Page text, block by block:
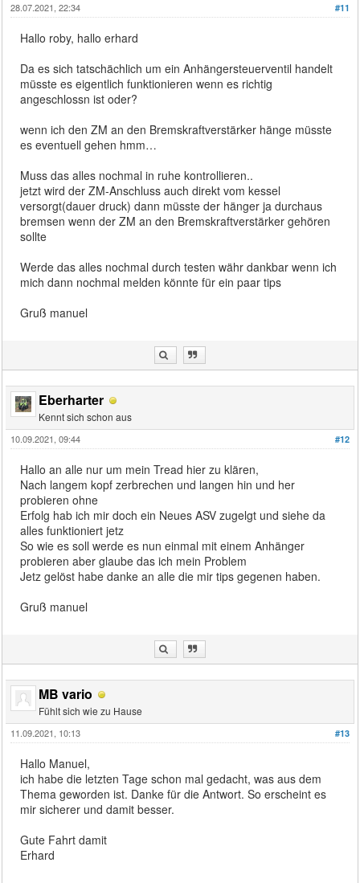
#11
28.07.2021, 22:34
Hallo roby, hallo erhard
Da es sich tatschächlich um ein Anhängersteuerventil handelt
müsste es eigentlich funktionieren wenn es richtig
angeschlossn ist oder?
wenn ich den ZM an den Bremskraftverstärker hänge müsste
es eventuell gehen hmm…
Muss das alles nochmal in ruhe kontrollieren..
jetzt wird der ZM-Anschluss auch direkt vom kessel
versorgt(dauer druck) dann müsste der hänger ja durchaus
bremsen wenn der ZM an den Bremskraftverstärker gehören
sollte
Werde das alles nochmal durch testen währ dankbar wenn ich
mich dann nochmal melden könnte für ein paar tips
Gruß manuel
Eberharter
Kennt sich schon aus
#12
10.09.2021, 09:44
Hallo an alle nur um mein Tread hier zu klären,
Nach langem kopf zerbrechen und langen hin und her
probieren ohne
Erfolg hab ich mir doch ein Neues ASV zugelgt und siehe da
alles funktioniert jetz
So wie es soll werde es nun einmal mit einem Anhänger
probieren aber glaube das ich mein Problem
Jetz gelöst habe danke an alle die mir tips gegenen haben.
Gruß manuel
MB vario
Fühlt sich wie zu Hause
#13
11.09.2021, 10:13
Hallo Manuel,
ich habe die letzten Tage schon mal gedacht, was aus dem
Thema geworden ist. Danke für die Antwort. So erscheint es
mir sicherer und damit besser.
Gute Fahrt damit
Erhard